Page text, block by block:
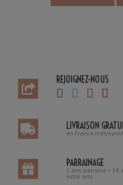
REJOIGNEZ-NOUS
LIVRAISON
en France
PARRAINAGE
1 ami parrainé = 5€
votre ami.